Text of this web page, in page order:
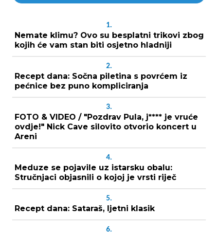
1.
Nemate klimu? Ovo su besplatni trikovi zbog
kojih će vam stan biti osjetno hladniji
2.
Recept dana: Sočna piletina s povrćem iz
pećnice bez puno kompliciranja
3.
FOTO & VIDEO / "Pozdrav Pula, j**** je vruće
ovdje!" Nick Cave silovito otvorio koncert u
Areni
4.
Meduze se pojavile uz istarsku obalu:
Stručnjaci objasnili o kojoj je vrsti riječ
5.
Recept dana: Sataraš, ljetni klasik
6.